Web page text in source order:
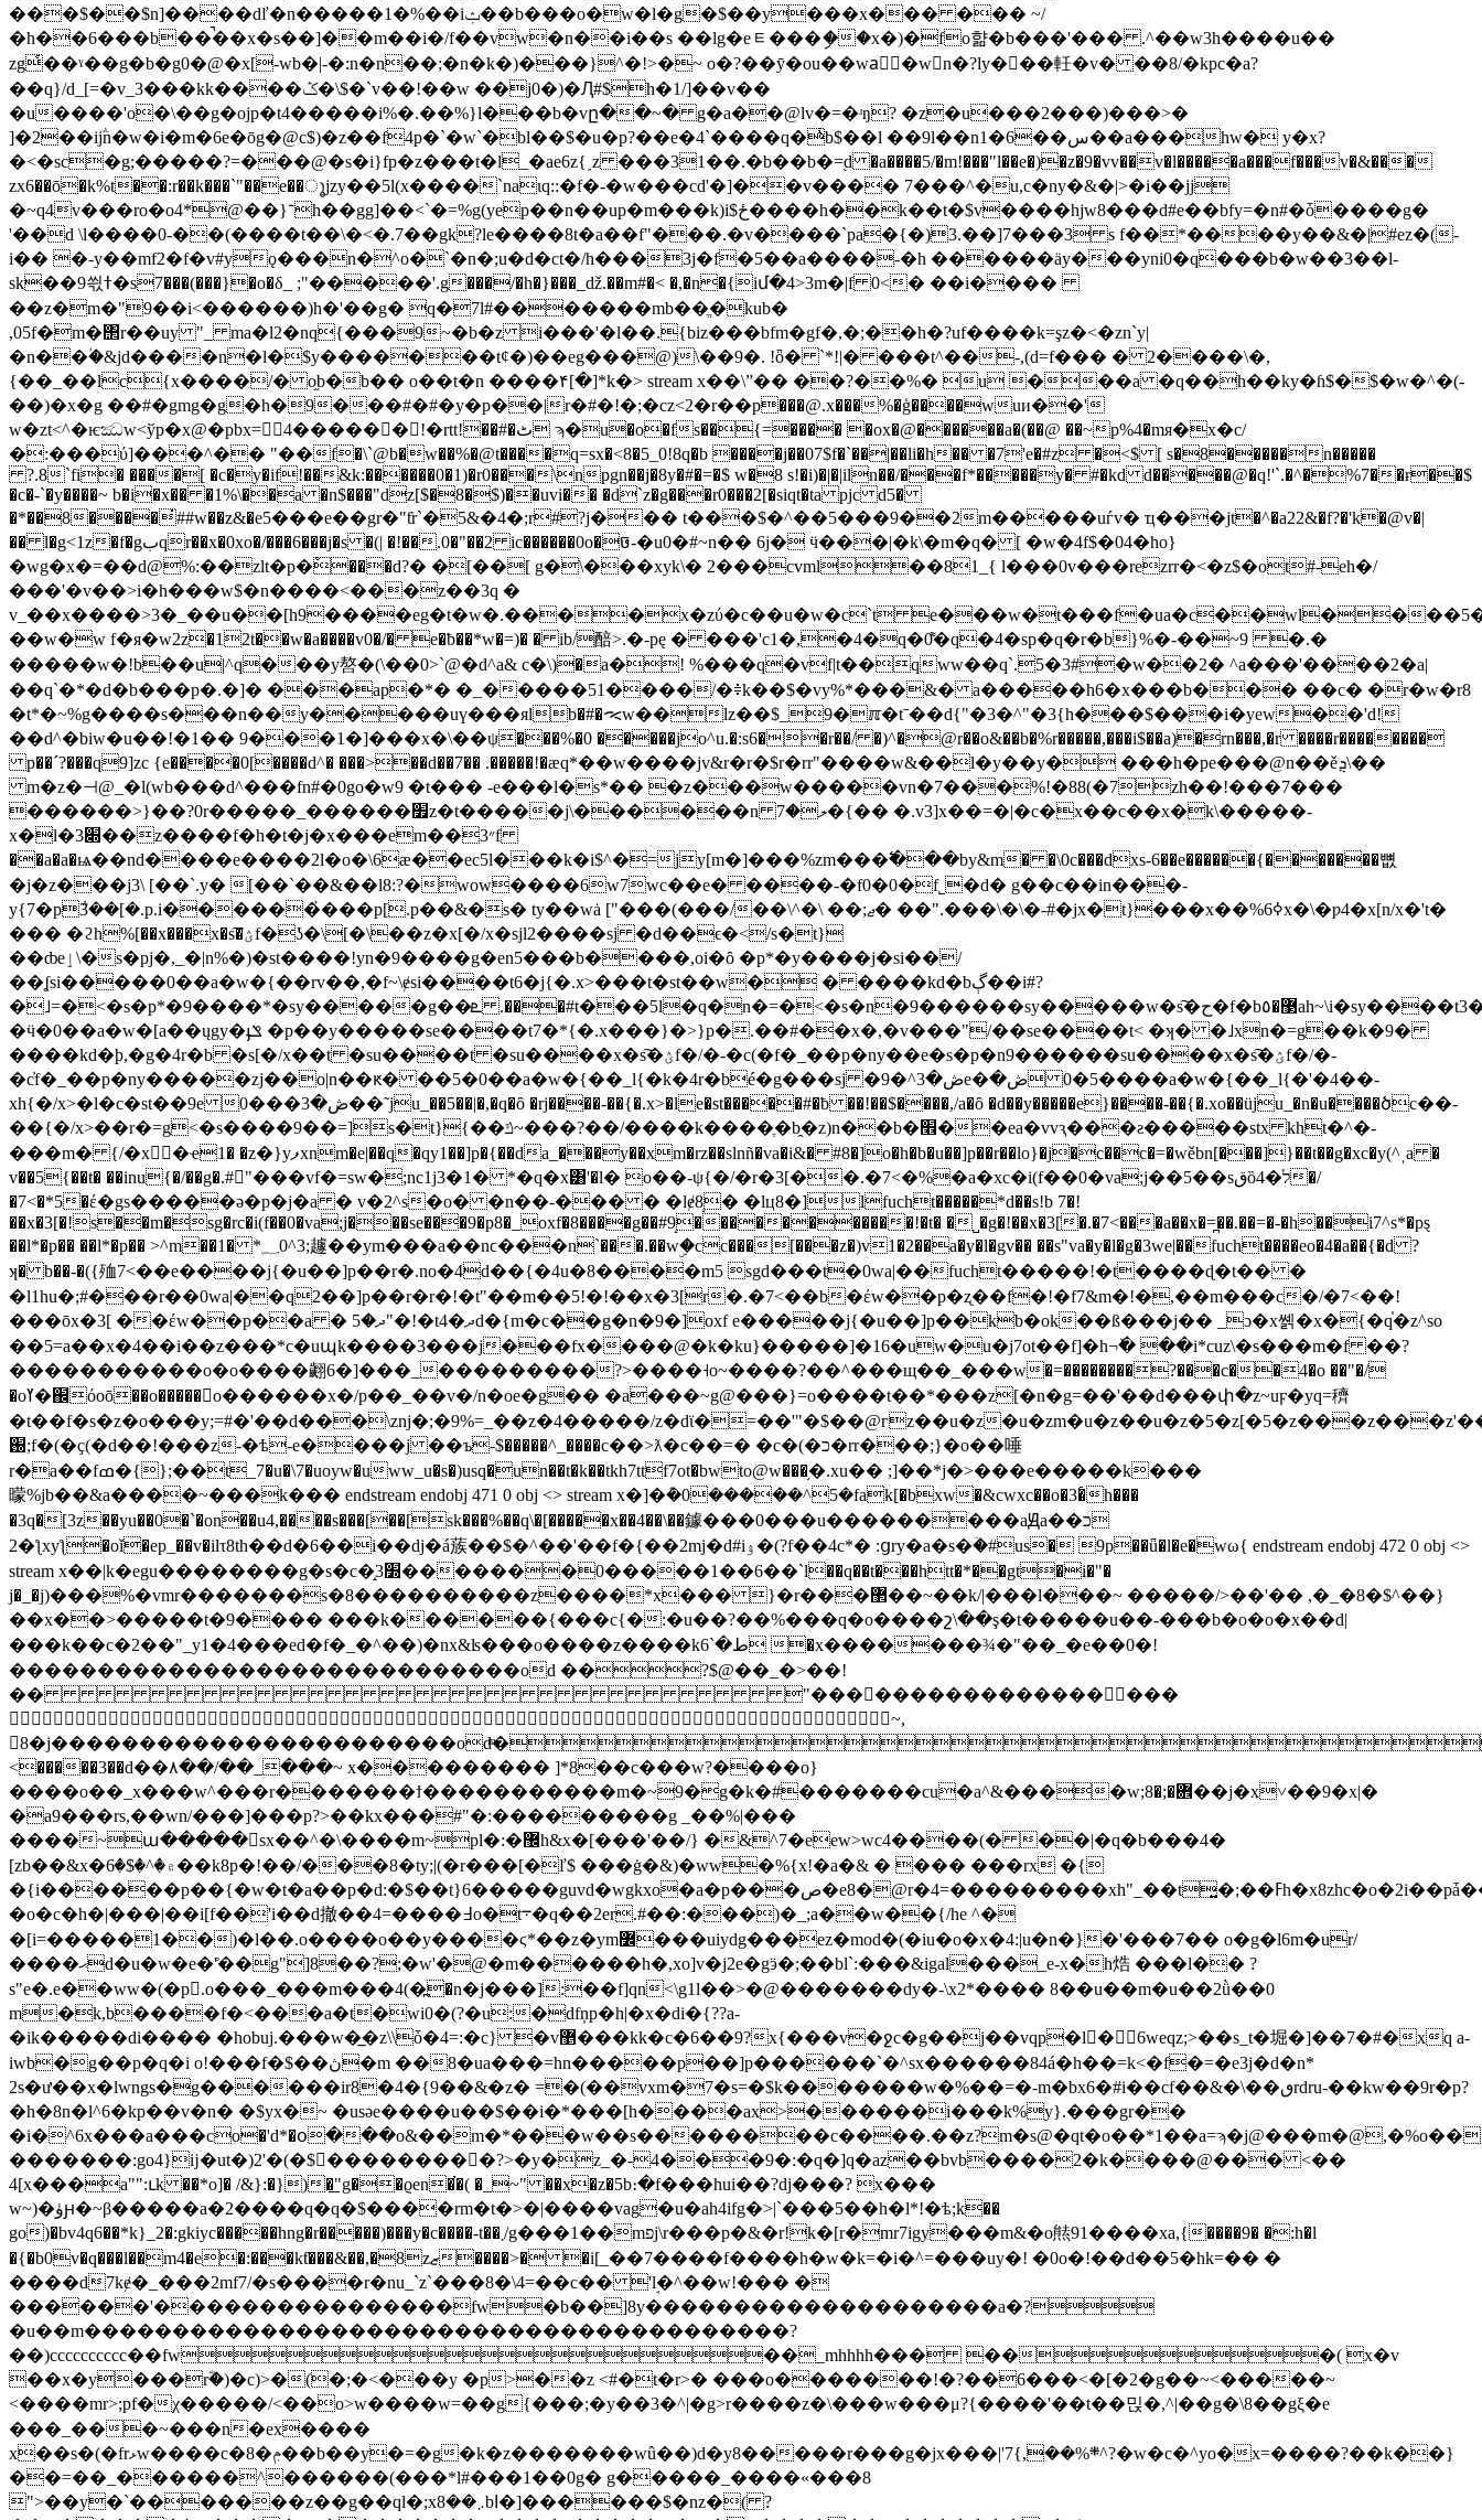
���$��$n]����dľ�n�����1�%��iݑ��b���o�w�l�g�$��y���x��� ��� ~/
�h��6���b��̚��x�s��]��m��i�/f��vw�n��i��s ��lg�eᇀ���ި��x�)�fo햚�b���'��� .^��w3h����u��
zg҅��ˠ��g�b�g0�@�x[-wb�|-�:n�n��;�n�k�)���}^�!>�~ o�?��ӯ�ou��waٓ�wn�?ly���軠�v� ��8/�kpc�a?
��q}/d_[=�v_3���kk����ݣ�\$�`v��!��w ��j0�)�Ԯ#$h�1/]��v��
�u����'o�\��g�ojp�t4�����i%�.��%}l���b�vը��~� g�a��@lv�=�ʴŋ? �z�u���2���)���>�
]�2��ijؖn�w�i�m�6e�ōg�@c$)�z��f4p�`�w`�bl��$�u�p?��e�4`����q�ͥb$��l ��9l��n1�6��س��a���hw� y�x?
�<�sc�g;�����?=���@�s�i}fp�z���t�l_�ae6z{˰z ���31��.�b��b�=֭d �a����5/�m!���"l��e�)�z�9�vv��v�l�����a���f���v�&���
zx6��ō�k%t��:r��k���`"��e��ൂjzy��5l(x����`naιq::�f�-�w���cd'�]��v���� 7���^�u,c�ny�&�|>�i��jj
�~q4v���ro�o4*@��}־h��gg]��<`�=%g(yep��n��up�m���k)i$ځ����h��k��t�$v����hjw8���d#e��bfy=�n#�ȱ����g�
'��d \l����0-��(����t��\�<�.7��gk?le����8t�a��f"���.�v����`pa�{�)3.��]7���3 s f��*����y��&�|#ez�(-
i�� �-y��mf2�f�v#yǫ���n�^o�`�n�;u�d�ct�/h���3j�f�5��a����-�h ������äy���yni0�q���b�w��3��l-
sk��9씏ߙ�s7���(���}�o�δ_ ;"�����'.g���/�h�}���_ǆ.��m#�< �,�n�{iմ�4>3m�|f 0<� ��i����
��z�m�"9��i<������)h�'��g� q�7l#�������mb��ֱ�kub�
,05f�m�΢r��uy "_ ma�l2�nq{���9~�b�z i���'�l��.{biz���bfm�gf�,�;��h�?uf����k=şz�<�zn`y|
�n��ؙ�&jd����n�l�$y�������t¢�)��eg���@)\��9�. !ȫ� `*!|� ���t^��-,(d=f��� � 2����\�,
{��_��lc{x����/� o֦b�b�� o��t�n ����۴[�]*k�> stream x��\ˮ�� ��?��%� u ���a �q��h��ky�ɦ$�$�w�^�(-
��)�x�g ��#�gmg�g�h�9���#�#�y�p��|r�#�!�;�cz<2�r�܏�p���@.x���%�ģ����wuи��'
w�zt<^�ѥඣw<ўp�x@�pbx=񷵣4������!�rtt!��#�ٹ ϡ�u�o�fs��{=���� �ox�@������a�(��@ ��~p%4�mя�x�c/
�:���ύ]���^�� "��f�\`@b�w��%�@t����q=sx�<8�5_0!8q�b ����j��07$f�`��|��li�h�� �7'e�#z �<$ [ s�8�����n�����
?.8`fi� ����[ �c�y�if!��&k:������0�1)�r0���\npgn��j�8y�#�=�$ w�8 s!�i)�|�|iln��/���f*�����y� #�kd d�����@�q!'`.�^�%7��ɍ��$
�c�-`�y����~ b�i�x�� �1%\��a �n$���"dz[$�8�$)��uvi�� �d`z�g���r0���2[�siqt�ta pjc d5�
�*��8����̇##w��z&�е5���e��gr�"ƭr`�5&�4�;r#?j��� t���$�^��5���9��2m�����uѓv� ҵ���jt�^�a22&�f?�'k�@v�|
�� l�g<1z�f�gبqr��x�0xo�/���6���j�s �(| �!��.0�"��2 ic������0o�ច-�u0�#~n�� 6j� ӵ���|�k\�m�q� [ �w�4f$�04�ho}
�wg�x�=��d@%:��zlt�p�ْ���d?� �[��[ g�\���xyk\� 2���cvml��81_{ l���0v���rezrr�<�z$�ot#-eh�/
���'�v��>i�h���w$�n����<���z��3q �
v_��x����>3�_��u��[h9����eg�t�w�.����x�zύ�c��u�w�c`t e���w�t���f�ua�c��wl��
��w�w f�я�w2z�12t��w�a����v0�/� e�ƀ��*w�=)� � ib/醅>.�-pę � ���'c1�,�4�q�0͌�q�4�sp�q�r�b}%�-��~9 �.�
�����w�!b��u|^q���y嗸�(\��0>`@�d^a& c�\)�a�! %���q�vf|t��qww��q`.5�3#�w��2� ^a���'����2�a|
��q`�*�d�b���p�.�]� ���ap�*� �_�����51����/�≑k��$�vy%*���&� a�����h6�x���b��� ��c� �r�w�r8
�t*�~%g����s���n��y�����uү���яlb�#�ᯕw��lz��$_9�ℼ�tˉ��d{"�3�^"�3{h���$���i�yew��'d!
��d^�biw�u��!�1�� 9���1�]���x�\��ψ���%�0 �����jo^u.�:s6��r��/ �)^�@r��o&��b�%r�����,���i$��a)�rn���,�r ����r��������
p��´?���q9]zc {e����0[����d^� ���>��d��7�� .�����!�ӕq*��w����jv&r�r�$r�rr"����w&��l�y��y� ���h�pe���@n��ěܯ\��
m�z�⊣@_�l(wb���d^���fn#�0go�w9 �t��� -e���l�s*�� �z���w�����vn�7���%!�88(�7zh��!���7���
������>}��?0r�����_������׿z�t�����j\������n ލ�7�{�� �.v3]x��=�|�c�x��c��x�k\�����-
x�l�3׍��z����f�h�t�j�x���em��״3f
��a�a�ѩ��nd����e����2l�o�\6æ��ec5l���k�i$^�=jy[m�]���%zm���߱���by&m� �\0c���dxs-6��e������{�������뼚
�j�z���j3\ [��`.y� [��`��&��l8:?�wow����6w7wc��e� ����-�f0�0�f˾̵�d� g��c��in���-
y{7�p݅3��[�.p.i������҆���p[.p��&�s� ty��wȧ ["���(���/��\^�\ ��;ޖ� ��".���\�\�-#�jx�t}���x��%6ߦx�\�ƿ4�x[n/x�'t�
��� �ϩh%[��x���x�s͠�ؽf�ʖ�\[�\��z�x[�/x�sjl2����sj �d��ϵ�</s�t}
��ȸeٳ\�s�pj�,_�|n%�)�st����!yn�9����g�en5���b����,oi�ȏ �p*�y����j�si��/
��ʆsi�����0��a�w�{��rv��,�f~\ɇsi����t6�j{�.x>���t�st��w� � ����kd�bڳ��i#?
�˩=�<�s�p*�9����*�sy�����g��ܧ .���#t���5l�q�n�=�<�s�n�9������sy�����w�s͠�ح�f�b޳�٥ah~\i�sy����t3��{�.x>���ԟ�
�ӵ�0��a�w�[a��ųgy�ֈݏ �p��y�����se����t7�*{�.x���}�>}p�.��#��x�,�v���"/��se����t< �ʞ� �˩xn�=g��k�9�
����kd�ϸ,�g�4r�b �s[�/x��t �su����t �su����x�s͠�ؽf�/�-�c(�f�_��p�ny��e�s�p�n9������su����x�s͠�ؽf�/�-
�c̓f�_��p�ny�����zj��o|n��ԟ� ��5�0��a�w�{��_l{�k�4r�bé�g���sj �ڞ�3^�9e�ڞ� ��5�0��a�w�{��_l{�'�4��-
xh{�/x>�l�c�st��9e ڞ�3���0��˜ju_��5��|�,�q�ȏ �rj����-��{�.x>�le�st�����#�ƀ ��!��$����,/a�ȏ �d��y�����e}����-��{�.xo��üju_�n�u����ծc��-
��{�/x>��r�=g<�s����9��=]s�t}{��ݿ~���?��/����k����ֶ�b̭�z)n��b�׮��ea�vvԇ���ƨ�����stx kht�^�-
���m� {/�x�ҽ1� �z�}yފxnm�e|��q�qy1��]p�{��da_���y��xm�rz��slnñ�va�i&� #8�]o�h�b�u��]p��r��lo}�j�c��c�=�wěbn[���]}��t��g�xc�y(^ˌa �
v��5{��t� ��inu{�/��g�.#"���vf�=sw�;nc1j3�1� *�q�x͸'�l� o��-ψ{�/�r�3[��.�7<�%�a�xc�i(f��0�va;j��5��sقȍל�4�/
�7<�*5�έ�gs�����ǝ�p�j�a � v�2^s�o� �n��-��� � �lɇ8̝� �lц8�]lfucht�����*d��s!b 7�!
��x�3[�!s��m�sg�rc�i(f��0�va;j���se���9�p8�_oxf�8����g��#9̝�����������!�t� �˽�g�!��x�3[͑�.�7<���a��x�=̪��.��=�-�h��i7^s*�pȿ
��l*�p�� ��l*�p�� >^m��1� *؁0^3;䟊��ym���a��n ϲ���n`���.��wۣ�cc���[���z�)v1�2��a�y�l�gv�� ��s"va�y�l�g�3we|��fucht����eo�4�a��{�d ?
ʞ� b��-�({殈7<��e����j{�u��]p��r�.no�4d��{�4u�8����m5 sgd���t�0wa|��fucht�����!�t����ɖ�t�� �
�l1hu�;#���r��0wa|��q2��]p��r�r�!�t"��m��5!�!��x�3[r�.�7<��b�έw��p�ʐ��f�!�f7&m�!�,��m���c�/�7<��!
���ōx�3[ ��έw��p��a � ދ�5"�!�t4�ދd�{m�c��g�n�9�]oxf e�����j{�u��]p��kb�ok��ß���j�� _ɔ�x쏅�x�{�q֓�z^so
��5=a��x�4��i��z���*c�uպk����3���j���fx����@�k�ku}�����]�16�uw�u�j7ot��f]�h¬ٚ� ��i*cuz\�s���m�f ��?
�����������o�o����翽6�]���_���������?>����˧o~����?��^���щ��_���w�=��������?���c��4�o ��"�/
�oߌ�֌όoō��o�����o������x�/p��_��v�/n�oe�g�� �a���~g@���}=o����t��*���z[�n�g=��'��d���փ�z~uϝ�yq=穧
�t��f�s�z�o���y;=#�'��d���\znj�;�9%=_��z�4�����/z�dϊ�=��'"�$��@гz��u�z
֐;f�(�ҫ(�d��!���z-�ѣ-e����j ��ъ-$�����^_����c��>ƛ�c��=� �c�(�כ�rr���;}�o��唾
r�a��fߘ�{};��t_7�u�\7�uoyw�uww_u�s�)usq�un��t�k��tkh7ttf7ot�bwto@w���֥�.xu�� ;]��*j�>���e�����k���
曚%jb��&a����~���k��� endstream endobj 471 0 obj <> stream x�]�݊�0�����^5�fak[�bxw�&cwxc��o�3�҅h���
�3q�[3z��yu��0�`�on��u4,����s���[��[sk���%��q\�[�����x��4��\��鐻���0���u���������aԬa��כ
�2ƪxyƪ�oǐ�ep_��v�ilτ8th��d�6��i��dj�á蔟��$�^��'��f�{��2mj�d#iۉ�(?f��4c*� :ցry�a�s�ؔ�#us� 9p��ǖ�l�e�wω{ endstream endobj 472 0 obj <>
stream x��|k�egu��������g�s�c�̝׽3�������0�����1��6��`l��q��t���htt�*��gt�i�"�
j�_�j)���%�vmr�������s�8����������z����*x��� }�r���޲��~��k/|���l���~ �����/>��'�� ,�_�8�$^��}
��x��>�����t�9���� ���k� �����{���c{�:�u��?��%���q�o����շ\��ş�t�����u��-���b�o�o�x��d|
���k��c�2�� "_y1�4���ed�f�_�^��)�nx&ʪ���o����z����kط�`6 �x�������¾�"��_�e��0�!
�����������������������������od ��?$@��_�>��!
�� "�������������������
~,
<�����3��d��۸��/��_���~ x��������� ]*8��c���w?����o}
����o��_x���w^���r�������ϯ�����������m�~9�g�k�#�������cu�a^&����w;܎�;�8��j�x˅��9�x|�
�a9���rs,��wn/���]���p?>��kx���#"�:���������g _��%|���
����~ա�����sx��^�\����m~pl�:�޼h&x�[���'��/} �&^7�eew>wc4����(� ��|�q�b���4�
[zb��&x�۾�^�$�6��k8p�!��/���8�ty;|(�r���[�ľ$ ���ġ�&)�ww�%{x!�a�& � ��� ���rx �{
�{i������p��{�w�t�a��p�d:�$��t}6�����guvd�wgkxo�a�p���ص�e8�@r�4=���������xh"_��t͍�;��ߓh�x8zhc�o�2i��pǡ�����c��l���u �-
�o�c�h�|���|��i[f��'i��d撤��4=����߃o�t܋�q��2er.#��:���)�_;a��w��{/he ^�
�[i=�����1��)�l��.o����o��y����ϛ*��z�ym߼���uiydg���ez�mod�(�iu�o�x�4:|u�n�}�'���7�� o�g�l6m�ur/
����ޙd�u�w�e�'̊��g"]8��?;�w'�@�m������h�,xo]v�j2e�gӭ�;��bl`:���&igal���_e-x�h焅 ���l�� ?
s"e�.e��ww�(�p.o���_���m���4(�߽�n�j���]:��f]qn<\g1l��>�@�������dy�-\x2*���� 8��u��m�u��2ǜ��0
m�k,b����f�<���a�t�wi0�(?�u:�dfņp�h|�x�di�{??a-
�ik�����di���� �hobuj.���w�̲�z\\ȱ�4=:�c} �v޵���kk�c�6��9?x{���v�ջc�g��j��vqp�l� 6weqz;>��s_t�堀�]��7�#�xq a-
iwb�g��p�q�i o!���f�$��ڽ�m ��8�ua���=hn�����p��]p������`�^sx������84á�h��=k<�f�=�e3j�d�n*
2s�ư��x�lwngs�g������ir8�4�{9��&�z� =�(��vxm�7�s=�$k�������w�%��=�-m�bx6�#i��cf��&�\��ٯrdru-��kw��9r�p?
�h�8n�l^6�kp��v�n� �$yx�~ �usәe����u��$��i�*���[h����ax>������i���k%y}.���gr��
�i�^6x���a���сo�'d*�օ���o&��m�*���w��s��
�������:go4}ĳ�ut�)2'�(�$���������?>�y�z_�-4���9�:�q�]q�az��bvb����2�k����@��� <��
4[x���a"":ւk ��*o]� /&}:�})�͟"g��ϱen�̕�( �_~" ��x�z�5b։�f���hui��?dj���? x���
w~)�ۈԩ�~β�����a�2����q�q�$����rm�t�>�|����vag�u�ah4ifg�>|`���5��h�l*!�ѣ;k��
go)�bv4q6��*k}_2�:gkiyc�����hng�r�����)���y�c����-t��܂/g���1��mפj\r���p�&�r!k�[r�mr7igy���m&�o㷱9 1����xa,{����9� �:h�l
�{�b0v�q���l��m4�e�:���kƭ���&��,�8zޒ����>� �i[_��7����f����h�w�k=�i�^=���uy�! �0o�!��d��5�hk=�� �
����d7kɇ�_���2mf7/�s����r�nu_`z`���8�\4=��c�� 'ܱl�^��w!��� �
������'����������������fw�b��]8y��������������������а�?
�u��m����������������������������������������?
��)cccccccccc��fw��_mhhhh��� ���( x�v
��x�y���rؓ�)�c)>�(�;�<���y �p>��z <#�t�r>� ���o�������!�?��6���<�[�2�g��~<�����~
<����mr>;pf�χ�����/<��o>w����w=��g{���;�y��3�^|�g>r����z�\���w���μ?{����'��t��믽�,^|��g�\8��gξ�e
���_���~���n�ex����
x��s�(�frޅw����c�8�ݦ��b��y�=�g�k�z�������wû��)d�y8��܏���r���g�jx���|'܍%��,}7^?�w�c�^yo�x=����?��k��}
��=��_������^������(���*l#���1��0g� g�����_����«���8
">��y�`�������z��g��ql�;x܇��8bߊ�]������$�nz�( ?